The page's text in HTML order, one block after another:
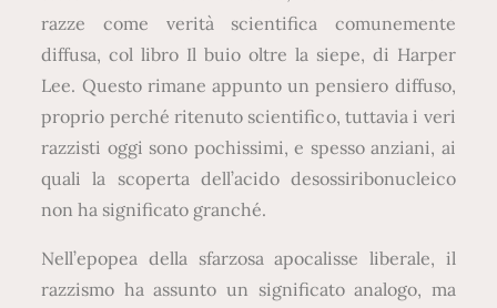
razze come verità scientifica comunemente
diffusa, col libro Il buio oltre la siepe, di Harper
Lee. Questo rimane appunto un pensiero diffuso,
proprio perché ritenuto scientifico, tuttavia i veri
razzisti oggi sono pochissimi, e spesso anziani, ai
quali la scoperta dell’acido desossiribonucleico
non ha significato granché.
Nell’epopea della sfarzosa apocalisse liberale, il
razzismo ha assunto un significato analogo, ma